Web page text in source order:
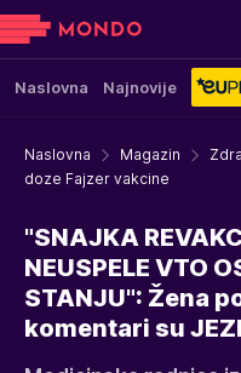
Naslovna Najnovije
Naslovna Magazin
doze Fajzer vakcine
"SNAJKA
NEUSPELE VTO
STANJU": Žena
komentari su